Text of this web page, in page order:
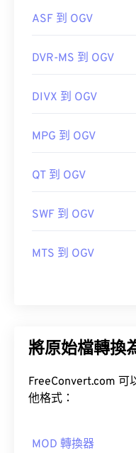
ASF 到 OGV
DVR-MS 到 OGV
DIVX 到 OGV
MPG 到 OGV
QT 到 OGV
SWF 到 OGV
MTS 到 OGV
將原始檔轉換
FreeConvert.com 可
他格式：
MOD 轉換器